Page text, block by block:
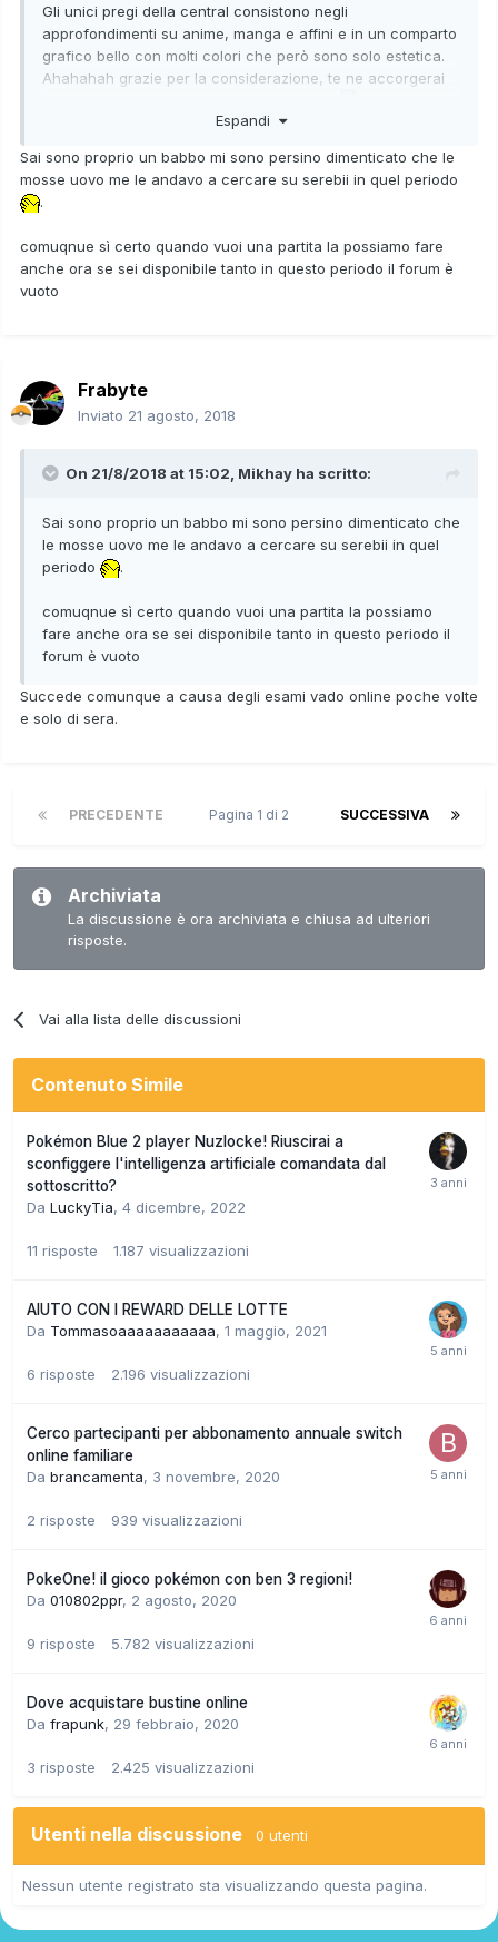
Gli unici pregi della central consistono negli
approfondimenti su anime, manga e affini e in un comparto
grafico bello con molti colori che però sono solo estetica.
Ahahahah grazie per la considerazione, te ne accorgerai
in privato.
Espandi
Sai sono proprio un babbo mi sono persino dimenticato che le
mosse uovo me le andavo a cercare su serebii in quel periodo
.
comuqnue sì certo quando vuoi una partita la possiamo fare
anche ora se sei disponibile tanto in questo periodo il forum è
vuoto
Frabyte
Inviato 21 agosto, 2018
On 21/8/2018 at 15:02, Mikhay ha scritto:
Sai sono proprio un babbo mi sono persino dimenticato che
le mosse uovo me le andavo a cercare su serebii in quel
periodo
.
comuqnue sì certo quando vuoi una partita la possiamo
fare anche ora se sei disponibile tanto in questo periodo il
forum è vuoto
Succede comunque a causa degli esami vado online poche volte
e solo di sera.
PRECEDENTE SUCCESSIVA
Pagina 1 di 2
Archiviata
La discussione è ora archiviata e chiusa ad ulteriori
risposte.
Vai alla lista delle discussioni
Contenuto Simile
Pokémon Blue 2 player Nuzlocke! Riuscirai a
sconfiggere l'intelligenza artificiale comandata dal
sottoscritto?
Da LuckyTia, 4 dicembre, 2022
11 risposte 1.187 visualizzazioni
AIUTO CON I REWARD DELLE LOTTE
Da Tommasoaaaaaaaaaaa, 1 maggio, 2021
6 risposte 2.196 visualizzazioni
Cerco partecipanti per abbonamento annuale switch
online familiare
Da brancamenta, 3 novembre, 2020
2 risposte 939 visualizzazioni
PokeOne! il gioco pokémon con ben 3 regioni!
Da 010802ppr, 2 agosto, 2020
9 risposte 5.782 visualizzazioni
Dove acquistare bustine online
Da frapunk, 29 febbraio, 2020
3 risposte 2.425 visualizzazioni
Utenti nella discussione 0 utenti
Nessun utente registrato sta visualizzando questa pagina.